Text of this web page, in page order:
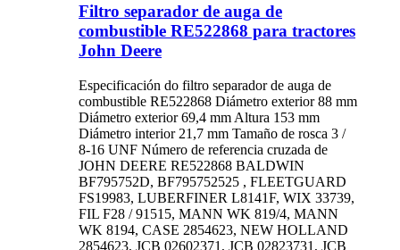
Filtro separador de auga de
combustible RE522868 para tractores
John Deere
Especificación do filtro separador de auga de
combustible RE522868 Diámetro exterior 88 mm
Diámetro exterior 69,4 mm Altura 153 mm
Diámetro interior 21,7 mm Tamaño de rosca 3 /
8-16 UNF Número de referencia cruzada de
JOHN DEERE RE522868 BALDWIN
BF795752D, BF795752525 , FLEETGUARD
FS19983, LUBERFINER L8141F, WIX 33739,
FIL F28 / 91515, MANN WK 819/4, MANN
WK 8194, CASE 2854623, NEW HOLLAND
2854623, JCB 02602371, JCB 02823731, JCB